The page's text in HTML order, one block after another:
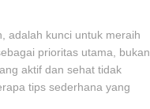
adalah kunci untuk meraih
prioritas utama, bukan
aktif dan sehat tidak
tips sederhana yang